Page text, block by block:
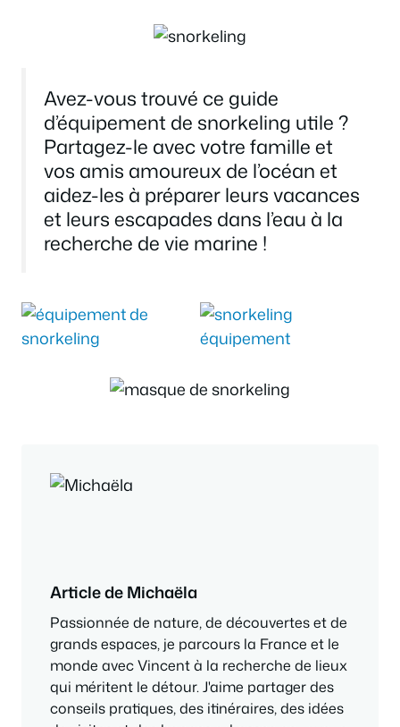
Avez-vous trouvé ce guide
d’équipement de snorkeling utile ?
Partagez-le avec votre famille et
vos amis amoureux de l’océan et
aidez-les à préparer leurs vacances
et leurs escapades dans l’eau à la
recherche de vie marine !
Article de Michaëla
Passionnée de nature, de découvertes et de
grands espaces, je parcours la France et le
monde avec Vincent à la recherche de lieux
qui méritent le détour. J'aime partager des
conseils pratiques, des itinéraires, des idées